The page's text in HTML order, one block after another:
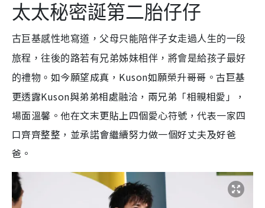
太太秘密誕第二胎仔仔
古巨基感性地寫道，父母只能陪伴子女走過人生的一段
旅程，往後的路若有兄弟姊妹相伴，將會是給孩子最好
的禮物。 如今願望成真，Kuson如願榮升哥哥。古巨基
更透露Kuson與弟弟相處融洽，兩兄弟「相親相愛」，
場面溫馨。他在文末更貼上四個愛心符號，代表一家四
口齊齊整整，並承諾會繼續努力做一個好丈夫及好爸
爸。